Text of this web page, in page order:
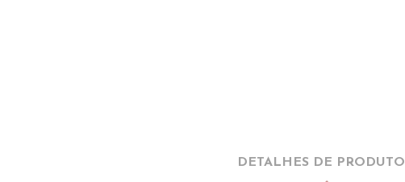
DETALHES DE PRODUTO